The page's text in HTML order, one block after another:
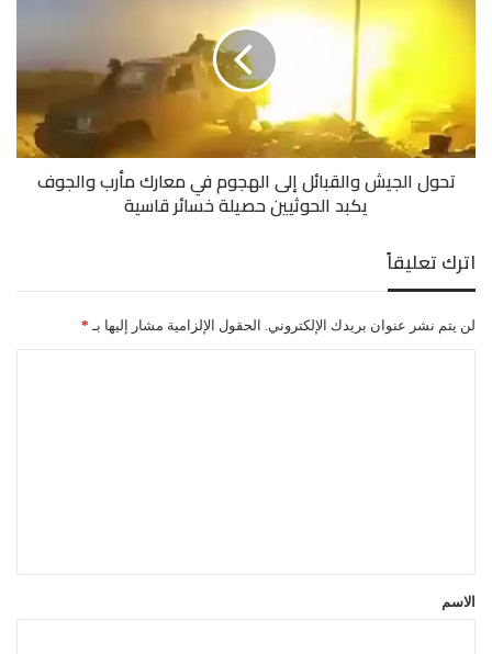
معارك
مأرب
والجوف
يكبد
قاسية
تحول الجيش والقبائل إلى الهجوم في معارك مأرب والجوف
يكبد الحوثيين حصيلة خسائر قاسية
اترك تعليقاً
لن يتم نشر عنوان بريدك الإلكتروني. الحقول الإلزامية مشار إليها بـ *
*الاسم